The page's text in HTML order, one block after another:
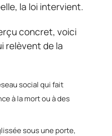
la loi intervient.
concret, voici
relèvent de la
social qui fait
à la mort ou à des
sous une porte,